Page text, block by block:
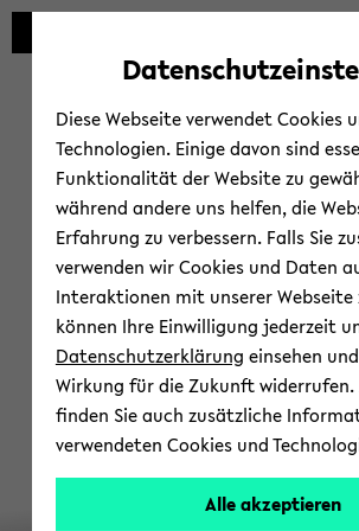
vermeiden
zum
wechseln
zum
wechseln
zum
wechseln
Das
Als
Diese Webseite verwendet Cookies
Technologien. Einige davon sind
Funktionalität der Website zu
während andere uns helfen, die
Erfahrung zu verbessern. Falls Sie
verwenden wir Cookies und Daten
Interaktionen mit unserer Webseite
können Ihre Einwilligung jederzeit
Datenschutzerklärung einsehen
Wirkung für die Zukunft widerrufen.
finden Sie auch zusätzliche
verwendeten Cookies und
Alle akzeptieren